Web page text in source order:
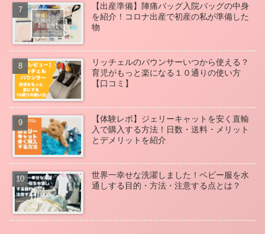
【出産準備】陣痛バッグ入院バッグの中身
を紹介！コロナ出産で初産の私が準備した
物
リッチェルのバウンサーいつから使える？
育児がもっと楽になる１０通りの使い方
【口コミ】
【体験レポ】ジェリーキャットを安く直輸
入で購入する方法！日数・送料・メリット
とデメリットを紹介
世界一幸せな洗濯しました！ベビー服を水
通しする目的・方法・注意する点とは？